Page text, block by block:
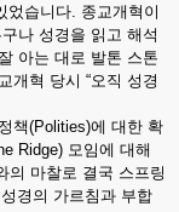
었습니다. 종교개혁이
나 성경을 읽고 해석
아는 대로 발톤 스톤
개혁 당시 “오직 성경
책(Polities)에 대한 확
Ridge) 모임에 대해
의 마찰로 결국 스프링
경의 가르침과 부합